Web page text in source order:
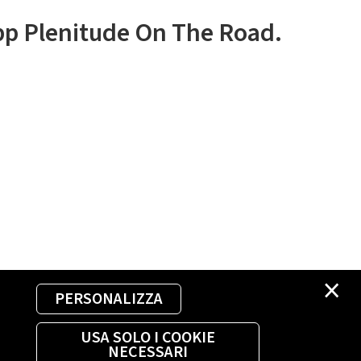
×
PERSONALIZZA
USA SOLO I COOKIE
NECESSARI
Plenitude On The Road.